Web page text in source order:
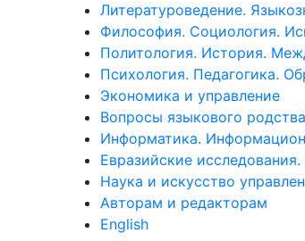
Литературоведение.
Философия. Социология.
Политология. История.
Психология. Педагогика.
Экономика и управление
Вопросы языкового родства
Информатика.
Евразийские
Наука и искусство
Авторам и редакторам
English